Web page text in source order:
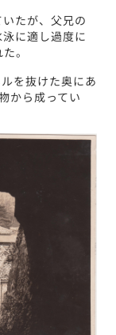
たが、父兄の
に適し過度に
。
を抜けた奥にあ
から成ってい